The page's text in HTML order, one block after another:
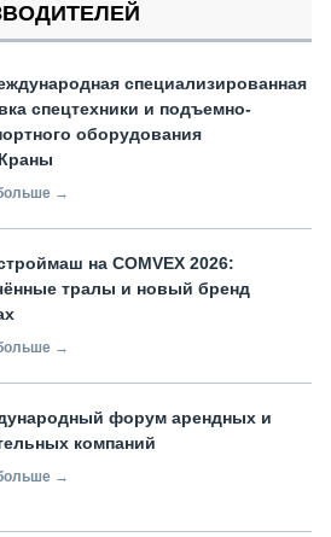
специализированная
спецтехники и подъемно-
оборудования
→
на COMVEX 2026:
тралы и новый бренд
→
форум арендных и
компаний
→